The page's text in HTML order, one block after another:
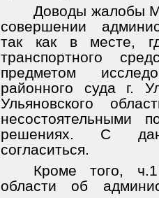
Доводы жалобы
совершении
так как в месте,
транспортного
предметом
районного суда г.
Ульяновского
несостоятельными
решениях. С
согласиться.
Кроме того,
области об